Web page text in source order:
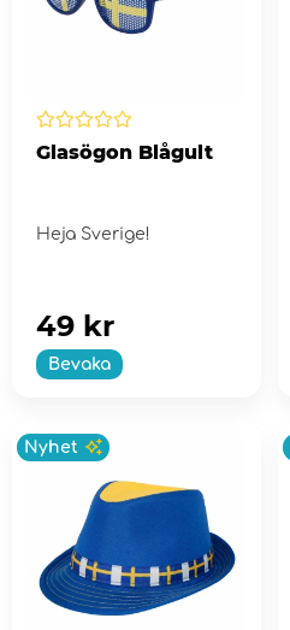
Glasögon Blågult
Heja Sverige!
Bevaka
49 kr
Nyhet